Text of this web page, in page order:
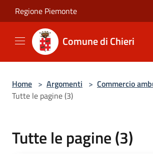
Salta al contenuto principale
Regione Piemonte
Comune di Chieri
Home > Argomenti > Commercio
Tutte le pagine (3)
Tutte le pagine (3)